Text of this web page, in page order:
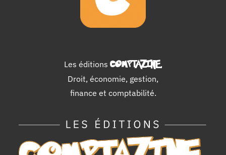
Les éditions COMPTAZINE.
Droit, économie, gestion,
finance et comptabilité.